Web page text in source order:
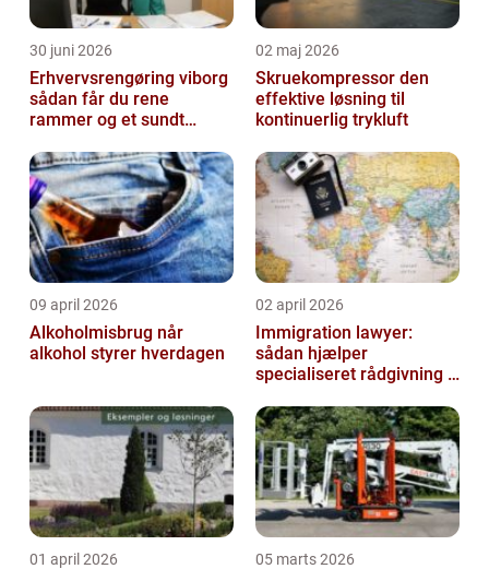
30 juni 2026
Erhvervsrengøring viborg
sådan får du rene
rammer og et sundt
02 maj 2026
Skruekompressor den
effektive løsning til
kontinuerlig trykluft
09 april 2026
Alkoholmisbrug når
alkohol styrer hverdagen
02 april 2026
Immigration lawyer:
sådan hjælper
specialiseret rådgivning i
01 april 2026 05 marts 2026